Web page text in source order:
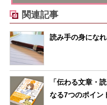
関連記事
読み手の身にな
「伝わる文章・
なる7つのポイン